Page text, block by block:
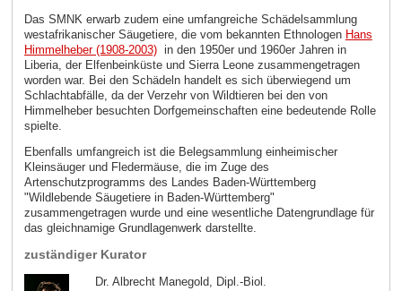
Das SMNK erwarb zudem eine umfangreiche Schädelsammlung
westafrikanischer Säugetiere, die vom bekannten Ethnologen Hans
Himmelheber (1908-2003)in den 1950er und 1960er Jahren in
Liberia, der Elfenbeinküste und Sierra Leone zusammengetragen
worden war. Bei den Schädeln handelt es sich überwiegend um
Schlachtabfälle, da der Verzehr von Wildtieren bei den von
Himmelheber besuchten Dorfgemeinschaften eine bedeutende Rolle
spielte.
Ebenfalls umfangreich ist die Belegsammlung einheimischer
Kleinsäuger und Fledermäuse, die im Zuge des
Artenschutzprogramms des Landes Baden-Württemberg
"Wildlebende Säugetiere in Baden-Württemberg"
zusammengetragen wurde und eine wesentliche Datengrundlage für
das gleichnamige Grundlagenwerk darstellte.
zuständiger Kurator
Dr. Albrecht Manegold, Dipl.-Biol.